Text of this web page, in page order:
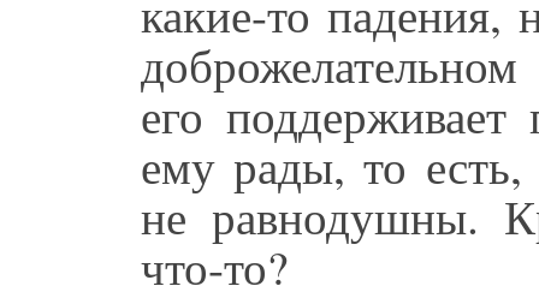
какие-то падения,
его
ему рады, то
не равнодушны.
что-то?